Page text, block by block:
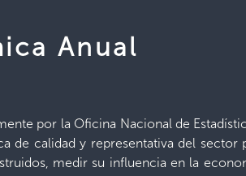
Anual
por la Oficina Nacional de
de calidad y representativa del
medir su influencia en la